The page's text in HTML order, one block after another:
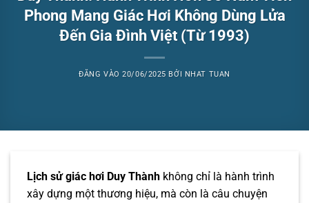
Phong Mang Giác Hơi Không Dùng Lửa
Đến Gia Đình Việt (Từ 1993)
ĐĂNG VÀO20/06/2025 BỞI NHAT TUAN
Lịch sử giác hơi Duy Thành không chỉ là hành trình
xây dựng một thương hiệu, mà còn là câu chuyện